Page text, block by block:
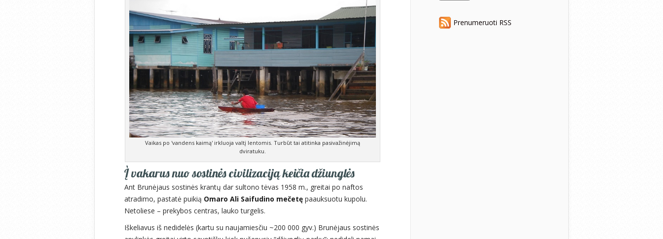
Vaikas po 'vandens kaimą' irkluoja valtį lentomis. Turbūt tai atitinka pasivažinėjimą
dviratuku.
Į vakarus nuo sostinės civilizaciją keičia džiunglės
Ant Brunėjaus sostinės krantų dar sultono tėvas 1958 m., greitai po naftos
atradimo, pastatė puikią Omaro Ali Saifudino mečetę paauksuotu kupolu.
Netoliese – prekybos centras, lauko turgelis.
Iškeliavus iš nedidelės (kartu su naujamiesčiu ~200 000 gyv.) Brunėjaus sostinės
Prenumeruoti RSS